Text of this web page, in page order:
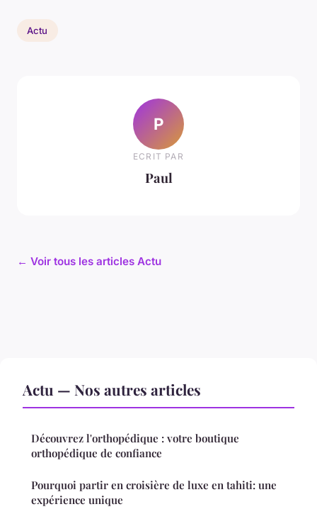
Actu
P
ECRIT PAR
Paul
← Voir tous les articles Actu
Actu — Nos autres articles
Découvrez l'orthopédique : votre boutique
orthopédique de confiance
Pourquoi partir en croisière de luxe en tahiti: une
expérience unique